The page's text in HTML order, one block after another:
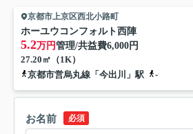
京都市上京区西北小路町
ホーユウコンフォルト西陣
5.2万円管理/共益費6,000円
27.20㎡（1K）
京都市営烏丸線「今出川」駅
-
お名前 必須